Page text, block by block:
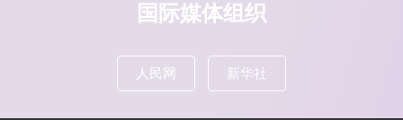
国际媒体组织
人民网 新华社